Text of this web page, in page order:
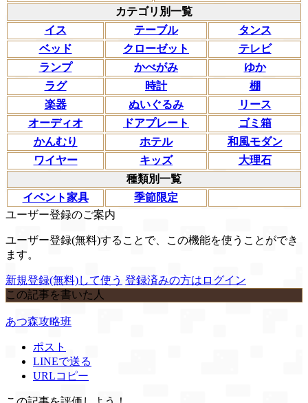
カテゴリ別一覧
イス
テーブル
タンス
ベッド
クローゼット
テレビ
ランプ
かべがみ
ゆか
ラグ
時計
棚
楽器
ぬいぐるみ
リース
オーディオ
ドアプレート
ゴミ箱
かんむり
ホテル
和風モダン
ワイヤー
キッズ
大理石
種類別一覧
イベント家具
季節限定
ユーザー登録のご案内
ユーザー登録(無料)することで、この機能を使うことができ
ます。
新規登録(無料)して使う 登録済みの方はログイン
この記事を書いた人
あつ森攻略班
ポスト
LINEで送る
URLコピー